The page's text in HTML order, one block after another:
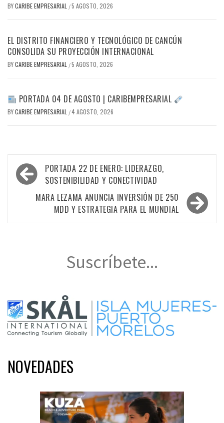
BYCARIBE EMPRESARIAL /5 AGOSTO, 2026
EL DISTRITO FINANCIERO Y TECNOLÓGICO DE CANCÚN
CONSOLIDA SU PROYECCIÓN INTERNACIONAL
BYCARIBE EMPRESARIAL /5 AGOSTO, 2026
PORTADA 04 DE AGOSTO | CARIBEMPRESARIAL
BYCARIBE EMPRESARIAL /4 AGOSTO, 2026
Navegación
de
entradas
PORTADA 22 DE ENERO: LIDERAZGO,
SOSTENIBILIDAD Y CONECTIVIDAD
MARA LEZAMA ANUNCIA INVERSIÓN DE 250
MDD Y ESTRATEGIA PARA EL MUNDIAL
Suscríbete...
NOVEDADES